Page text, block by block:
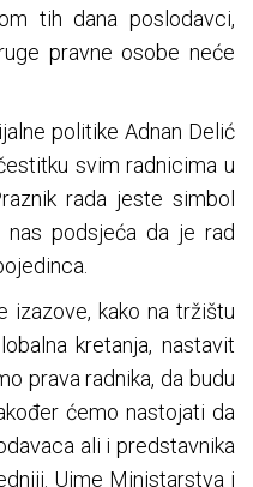
tih dana poslodavci,
pravne osobe neće
politike Adnan Delić
svim radnicima u
rada jeste simbol
nas podsjeća da je rad
izazove, kako na tržištu
kretanja, nastavit
prava radnika, da budu
ćemo nastojati da
ali i predstavnika
Uime Ministarstva i